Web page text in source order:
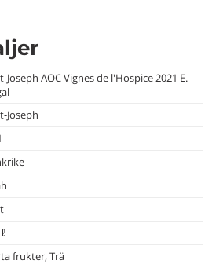
Joseph AOC Vignes de l'Hospice 2021 E.
Joseph
frukter, Trä